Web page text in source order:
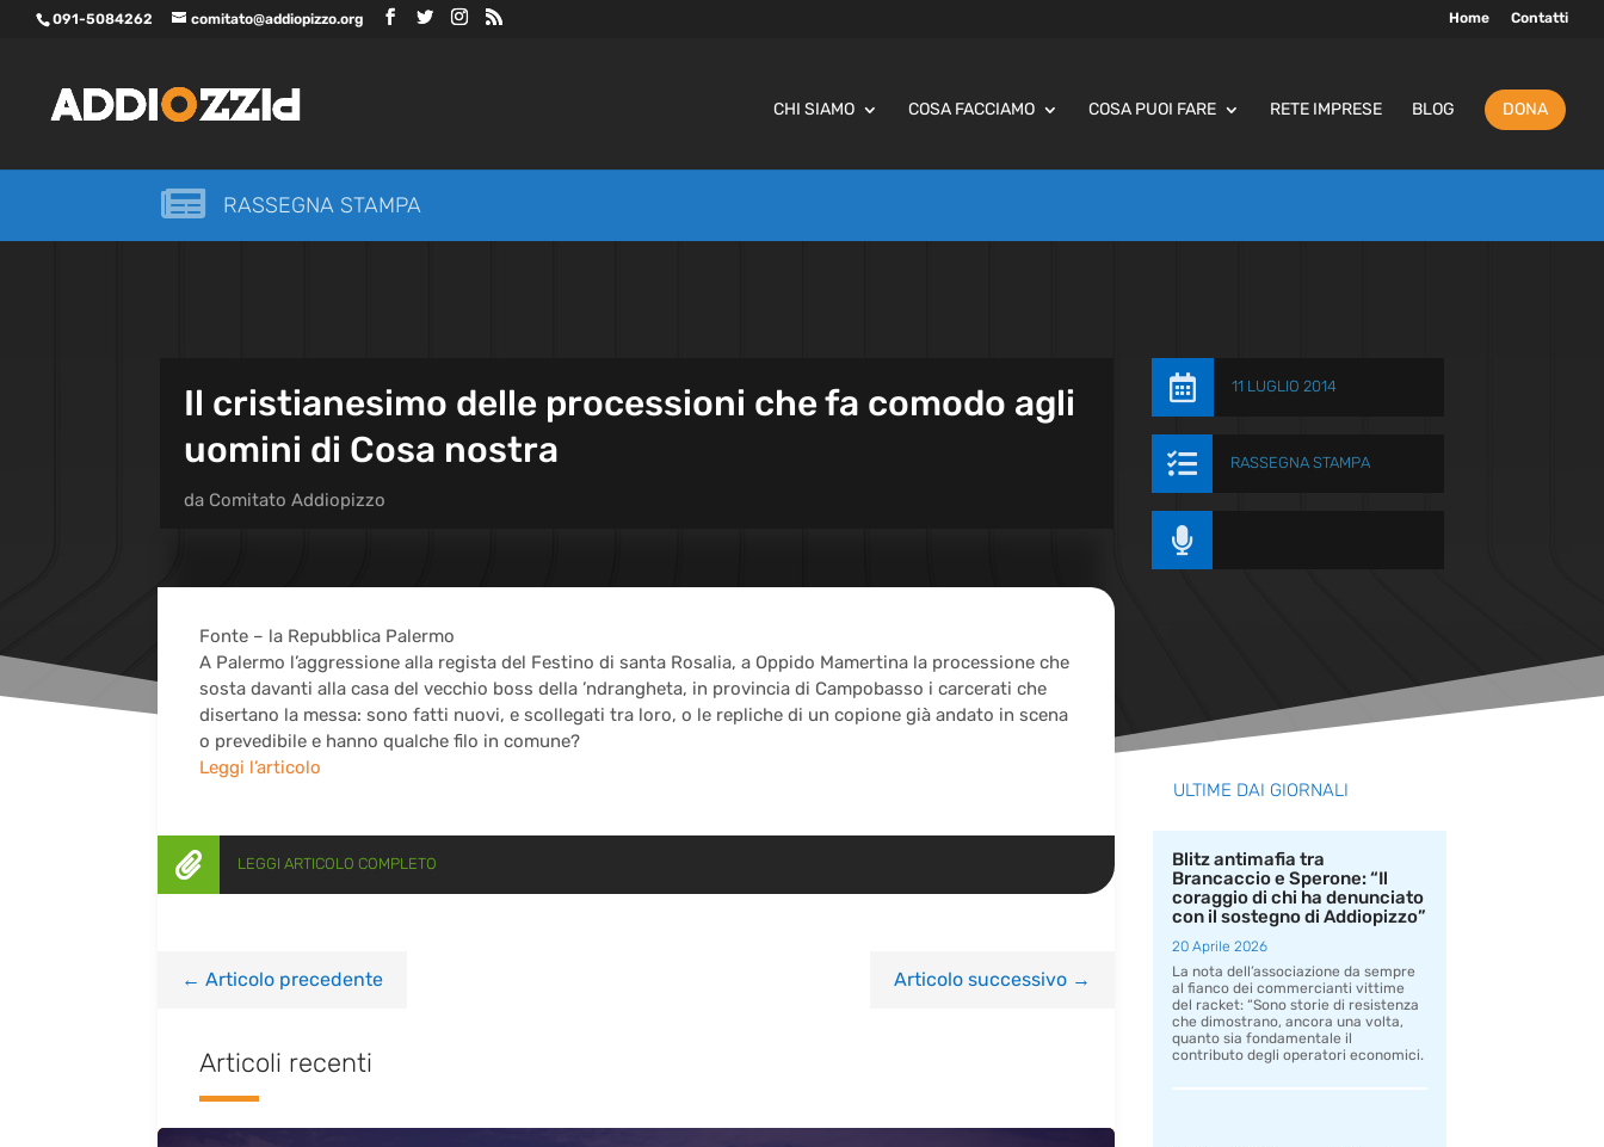
091-5084262 comitato@addiopizzo.org Home Contatti
CHI SIAMO COSA FACCIAMO COSA PUOI FARE RETE IMPRESE BLOG DONA
 RASSEGNA STAMPA
Il cristianesimo delle processioni che fa comodo agli
uomini di Cosa nostra
da Comitato Addiopizzo
 11 LUGLIO 2014
 RASSEGNA STAMPA

Fonte – la Repubblica Palermo
A Palermo l’aggressione alla regista del Festino di santa Rosalia, a Oppido Mamertina la processione che
sosta davanti alla casa del vecchio boss della ’ndrangheta, in provincia di Campobasso i carcerati che
disertano la messa: sono fatti nuovi, e scollegati tra loro, o le repliche di un copione già andato in scena
o prevedibile e hanno qualche filo in comune?
Leggi l’articolo
 LEGGI ARTICOLO COMPLETO
← Articolo precedente Articolo successivo→
Articoli recenti
ULTIME DAI GIORNALI
Blitz antimafia tra
Brancaccio e Sperone: “Il
coraggio di chi ha denunciato
con il sostegno di Addiopizzo”
20 Aprile 2026
La nota dell’associazione da sempre
al fianco dei commercianti vittime
del racket: “Sono storie di resistenza
che dimostrano, ancora una volta,
quanto sia fondamentale il
contributo degli operatori economici.